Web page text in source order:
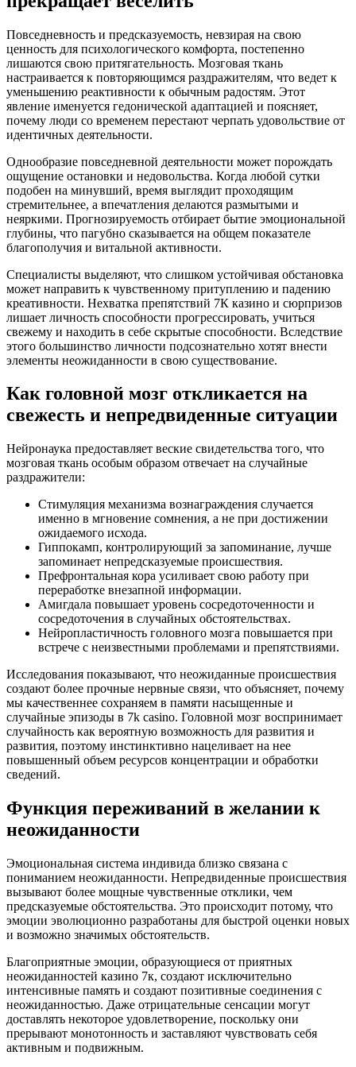
Повседневность и предсказуемость, невзирая на свою
ценность для психологического комфорта, постепенно
лишаются свою притягательность. Мозговая ткань
настраивается к повторяющимся раздражителям, что ведет к
уменьшению реактивности к обычным радостям. Этот
явление именуется гедонической адаптацией и поясняет,
почему люди со временем перестают черпать удовольствие от
идентичных деятельности.
Однообразие повседневной деятельности может порождать
ощущение остановки и недовольства. Когда любой сутки
подобен на минувший, время выглядит проходящим
стремительнее, а впечатления делаются размытыми и
неяркими. Прогнозируемость отбирает бытие эмоциональной
глубины, что пагубно сказывается на общем показателе
благополучия и витальной активности.
Специалисты выделяют, что слишком устойчивая обстановка
может направить к чувственному притуплению и падению
креативности. Нехватка препятствий 7К казино и сюрпризов
лишает личность способности прогрессировать, учиться
свежему и находить в себе скрытые способности. Вследствие
этого большинство личности подсознательно хотят внести
элементы неожиданности в свою существование.
Как головной мозг откликается на
свежесть и непредвиденные ситуации
Нейронаука предоставляет веские свидетельства того, что
мозговая ткань особым образом отвечает на случайные
раздражители:
Стимуляция механизма вознаграждения случается
именно в мгновение сомнения, а не при достижении
ожидаемого исхода.
Гиппокамп, контролирующий за запоминание, лучше
запоминает непредсказуемые происшествия.
Префронтальная кора усиливает свою работу при
переработке внезапной информации.
Амигдала повышает уровень сосредоточенности и
сосредоточения в случайных обстоятельствах.
Нейропластичность головного мозга повышается при
встрече с неизвестными проблемами и препятствиями.
Исследования показывают, что неожиданные происшествия
создают более прочные нервные связи, что объясняет, почему
мы качественнее сохраняем в памяти насыщенные и
случайные эпизоды в 7k casino. Головной мозг воспринимает
случайность как вероятную возможность для развития и
развития, поэтому инстинктивно нацеливает на нее
повышенный объем ресурсов концентрации и обработки
сведений.
Функция переживаний в желании к
неожиданности
Эмоциональная система индивида близко связана с
пониманием неожиданности. Непредвиденные происшествия
вызывают более мощные чувственные отклики, чем
предсказуемые обстоятельства. Это происходит потому, что
эмоции эволюционно разработаны для быстрой оценки новых
и возможно значимых обстоятельств.
Благоприятные эмоции, образующиеся от приятных
неожиданностей казино 7к, создают исключительно
интенсивные память и создают позитивные соединения с
неожиданностью. Даже отрицательные сенсации могут
доставлять некоторое удовлетворение, поскольку они
прерывают монотонность и заставляют чувствовать себя
активным и подвижным.